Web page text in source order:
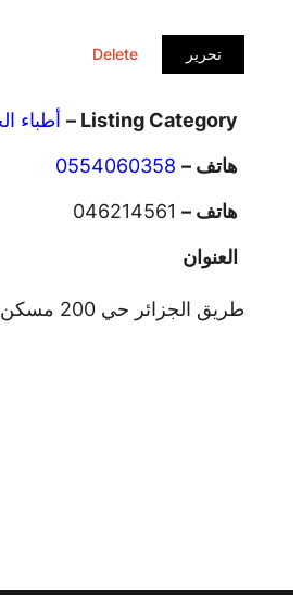
تحرير Delete
Listing Category –
أطباء
هاتف – 0554060358
هاتف – 046214561
العنوان
طريق الجزائر حي 200 مسكن سهو بلوك d بجانب بنية ومشراوي